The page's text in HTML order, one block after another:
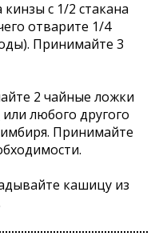
с 1/2 стакана
отварите 1/4
Принимайте 3
2 чайные ложки
или любого другого
имбиря. Принимайте
кашицу из